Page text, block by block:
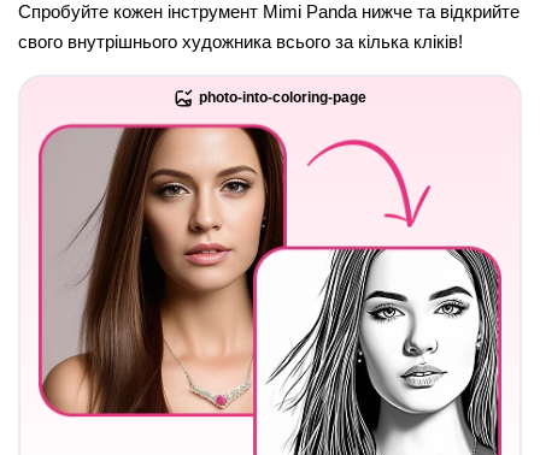
Спробуйте кожен інструмент Mimi Panda нижче та відкрийте
свого внутрішнього художника всього за кілька кліків!
photo-into-coloring-page